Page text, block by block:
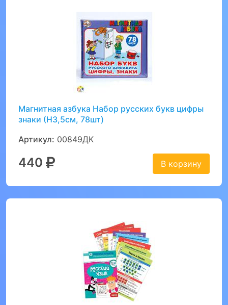
Магнитная азбука Набор русских букв цифры
знаки (Н3,5см, 78шт)
Артикул: 00849ДК
440 В корзину